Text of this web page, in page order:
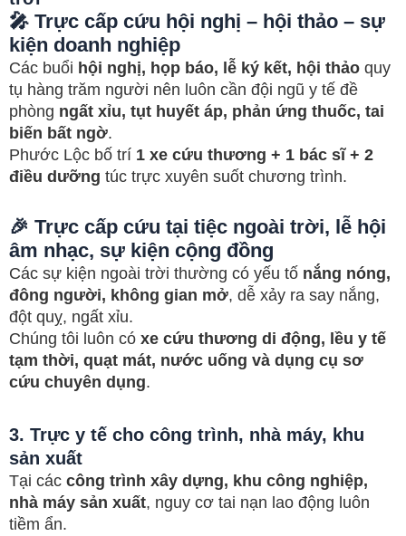
🎤 Trực cấp cứu hội nghị – hội thảo – sự
kiện doanh nghiệp
Các buổi hội nghị, họp báo, lễ ký kết, hội thảo quy
tụ hàng trăm người nên luôn cần đội ngũ y tế đề
phòng ngất xỉu, tụt huyết áp, phản ứng thuốc, tai
biến bất ngờ.
Phước Lộc bố trí 1 xe cứu thương + 1 bác sĩ + 2
điều dưỡng túc trực xuyên suốt chương trình.
🎉 Trực cấp cứu tại tiệc ngoài trời, lễ hội
âm nhạc, sự kiện cộng đồng
Các sự kiện ngoài trời thường có yếu tố nắng nóng,
đông người, không gian mở, dễ xảy ra say nắng,
đột quỵ, ngất xỉu.
Chúng tôi luôn có xe cứu thương di động, lều y tế
tạm thời, quạt mát, nước uống và dụng cụ sơ
cứu chuyên dụng.
3. Trực y tế cho công trình, nhà máy, khu
sản xuất
Tại các công trình xây dựng, khu công nghiệp,
nhà máy sản xuất, nguy cơ tai nạn lao động luôn
tiềm ẩn.